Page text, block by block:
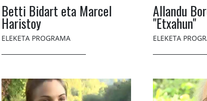
Betti Bidart eta Marcel
Haristoy
ELEKETA PROGRAMA
Allandu
"Etxahun"
ELEKETA